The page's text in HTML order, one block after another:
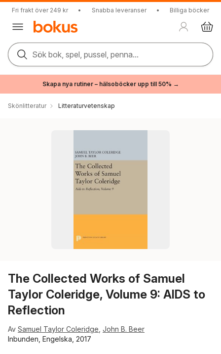
Fri frakt över 249 kr • Snabba leveranser • Billiga böcker
Sök bok, spel, pussel, penna...
Skapa nya rutiner – hälsoböcker upp till 50% →
Skönlitteratur Litteraturvetenskap
The Collected Works of Samuel
Taylor Coleridge, Volume 9: AIDS to
Reflection
Av Samuel Taylor Coleridge John B. Beer
Inbunden, Engelska, 2017